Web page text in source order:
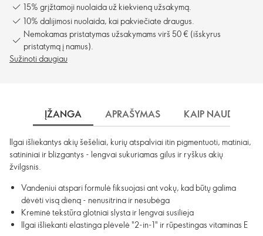
15% grįžtamoji nuolaida už kiekvieną užsakymą.
10% dalijimosi nuolaida, kai pakviečiate draugus.
Nemokamas pristatymas užsakymams virš 50 € (išskyrus
pristatymą į namus).
Sužinoti daugiau
ĮŽANGA APRAŠYMAS KAIP NAUDOTI?
Ilgai išliekantys akių šešėliai, kurių atspalviai itin pigmentuoti, matiniai,
satininiai ir blizgantys - lengvai sukuriamas gilus ir ryškus akių
žvilgsnis.
Vandeniui atspari formulė fiksuojasi ant vokų, kad būtų galima
dėvėti visą dieną - nenusitrina ir nesubėga
Kreminė tekstūra glotniai slysta ir lengvai susilieja
Ilgai išliekanti elastinga plėvelė "2-in-1" ir rūpestingas vitaminas E